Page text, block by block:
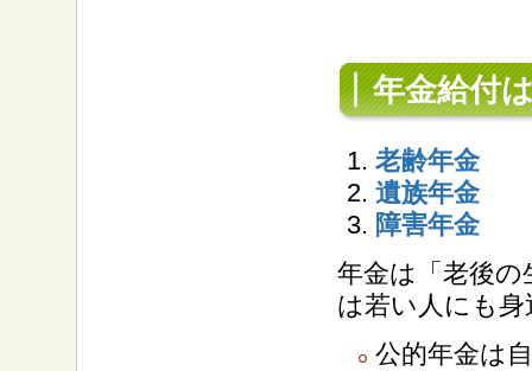
年金給付
老齢年金
遺族年金
障害年金
年金は「老後
は若い人にも
公的年金は